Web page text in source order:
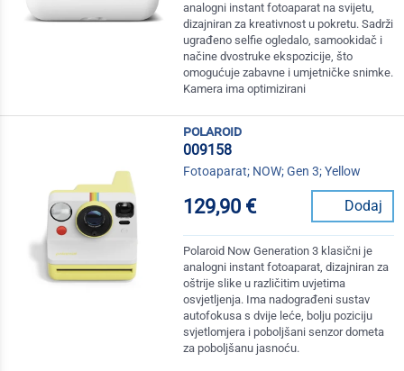
analogni instant fotoaparat na svijetu,
dizajniran za kreativnost u pokretu. Sadrži
ugrađeno selfie ogledalo, samookidač i
načine dvostruke ekspozicije, što
omogućuje zabavne i umjetničke snimke.
Kamera ima optimizirani
polaroid
009158
Fotoaparat; NOW; Gen 3; Yellow
129,90 € Dodaj
Polaroid Now Generation 3 klasični je
analogni instant fotoaparat, dizajniran za
oštrije slike u različitim uvjetima
osvjetljenja. Ima nadograđeni sustav
autofokusa s dvije leće, bolju poziciju
svjetlomjera i poboljšani senzor dometa
za poboljšanu jasnoću.